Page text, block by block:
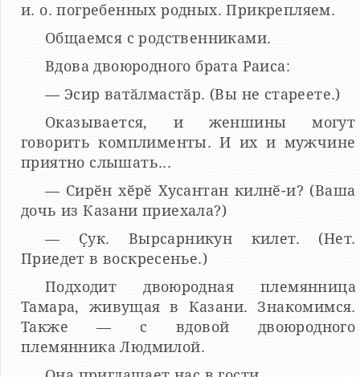
и. о. погребенных родных. Прикрепляем.
Общаемся с родственниками.
Вдова двоюродного брата Раиса:
— Эсир ватӑлмастӑр. (Вы не стареете.)
Оказывается, и женшины могут
говорить комплименты. И их и мужчине
приятно слышать...
— Сирӗн хӗрӗ Хусантан килнӗ-и? (Ваша
дочь из Казани приехала?)
— Ҫук. Вырсарникун килет. (Нет.
Приедет в воскресенье.)
Подходит двоюродная племянница
Тамара, живущая в Казани. Знакомимся.
Также — с вдовой двоюродного
племянника Людмилой.